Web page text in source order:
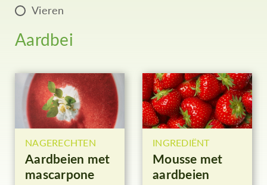
Vieren
Aardbei
NAGERECHTEN
Aardbeien met
mascarpone
INGREDIËNT
Mousse met
aardbeien